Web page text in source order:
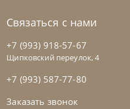
Samoa
Связаться с нами
+7 (993) 918-57-67
Щипковский переулок, 4
+7 (993) 587-77-80
Заказать звонок